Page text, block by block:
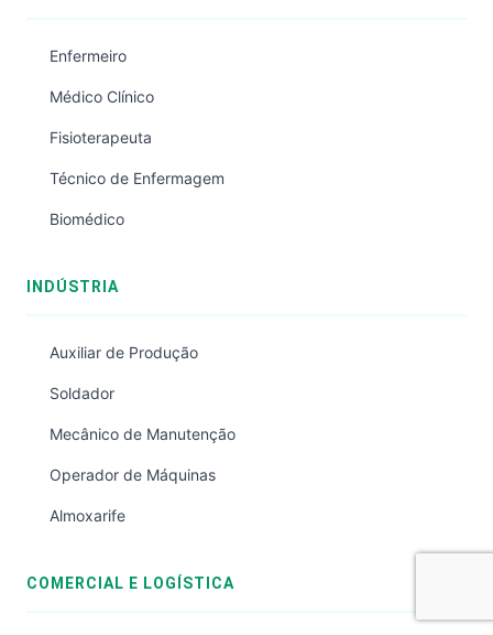
Enfermeiro
Médico Clínico
Fisioterapeuta
Técnico de Enfermagem
Biomédico
INDÚSTRIA
Auxiliar de Produção
Soldador
Mecânico de Manutenção
Operador de Máquinas
Almoxarife
COMERCIAL E LOGÍSTICA